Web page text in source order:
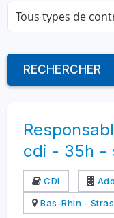
RECHERCHER
cdi - 35h -
CDI
Bas-Rhin -